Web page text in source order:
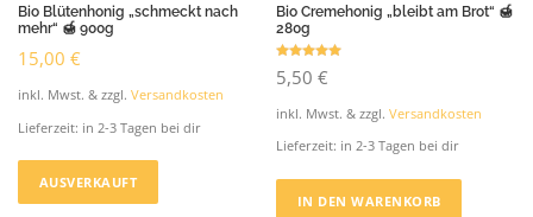
Bio Blütenhonig „schmeckt nach
mehr“ 🍯 900g
15,00 €
inkl. Mwst. & zzgl. Versandkosten
Lieferzeit: in 2-3 Tagen bei dir
AUSVERKAUFT
Bio Cremehonig „bleibt am Brot“ 🍯
280g
5.00
5,50€
inkl. Mwst. & zzgl.Versandkosten
Lieferzeit: in 2-3 Tagen bei dir
IN DEN WARENKORB